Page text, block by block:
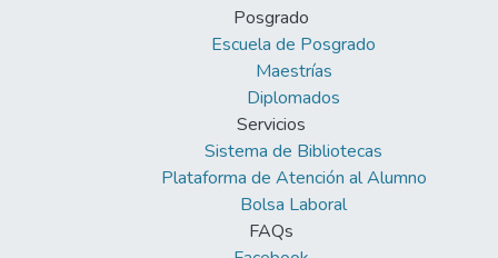
Posgrado
Escuela de Posgrado
Maestrías
Diplomados
Servicios
Sistema de Bibliotecas
Plataforma de Atención al Alumno
Bolsa Laboral
FAQs